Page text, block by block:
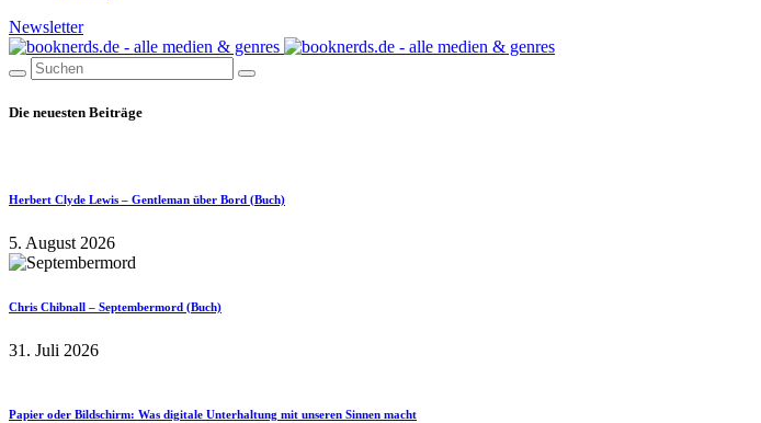
Newsletter
Die neuesten Beiträge
Herbert Clyde Lewis – Gentleman über Bord (Buch)
5. August 2026
Chris Chibnall – Septembermord (Buch)
31. Juli 2026
Papier oder Bildschirm: Was digitale Unterhaltung mit unseren Sinnen macht